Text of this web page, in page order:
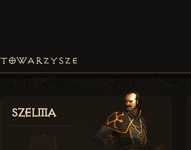
TOWARZYSZE
Szelma